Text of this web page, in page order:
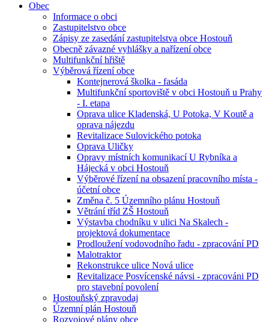
Obec
Informace o obci
Zastupitelstvo obce
Zápisy ze zasedání zastupitelstva obce Hostouň
Obecně závazné vyhlášky a nařízení obce
Multifunkční hřiště
Výběrová řízení obce
Kontejnerová školka - fasáda
Multifunkční sportoviště v obci Hostouň u Prahy
- I. etapa
Oprava ulice Kladenská, U Potoka, V Koutě a
oprava nájezdu
Revitalizace Sulovického potoka
Oprava Uličky
Opravy místních komunikací U Rybníka a
Hájecká v obci Hostouň
Výběrové řízení na obsazení pracovního místa -
účetní obce
Změna č. 5 Územního plánu Hostouň
Větrání tříd ZŠ Hostouň
Výstavba chodníku v ulici Na Skalech -
projektová dokumentace
Prodloužení vodovodního řadu - zpracování PD
Malotraktor
Rekonstrukce ulice Nová ulice
Revitalizace Posvícenské návsi - zpracováni PD
pro stavební povolení
Hostouňský zpravodaj
Územní plán Hostouň
Rozvojové plány obce